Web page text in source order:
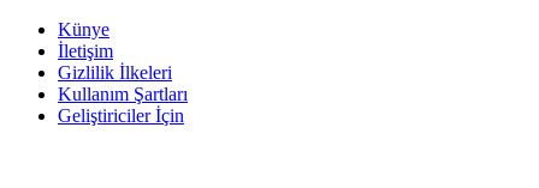
Künye
İletişim
Gizlilik İlkeleri
Kullanım Şartları
Geliştiriciler İçin